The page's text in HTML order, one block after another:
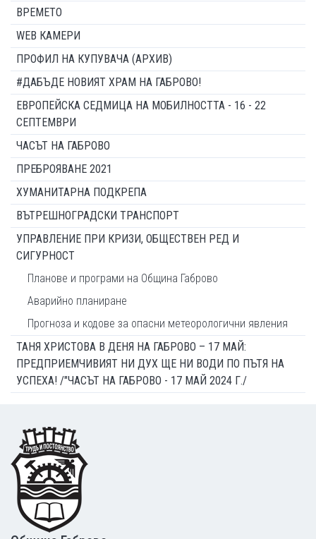
ВРЕМЕТО
WEB КАМЕРИ
ПРОФИЛ НА КУПУВАЧА (АРХИВ)
#ДАБЪДЕ НОВИЯТ ХРАМ НА ГАБРОВО!
ЕВРОПЕЙСКА СЕДМИЦА НА МОБИЛНОСТТА - 16 - 22
СЕПТЕМВРИ
ЧАСЪТ НА ГАБРОВО
ПРЕБРОЯВАНЕ 2021
ХУМАНИТАРНА ПОДКРЕПА
ВЪТРЕШНОГРАДСКИ ТРАНСПОРТ
УПРАВЛЕНИЕ ПРИ КРИЗИ, ОБЩЕСТВЕН РЕД И
СИГУРНОСТ
Планове и програми на Община Габрово
Аварийно планиране
Прогноза и кодове за опасни метеорологични явления
ТАНЯ ХРИСТОВА В ДЕНЯ НА ГАБРОВО – 17 МАЙ:
ПРЕДПРИЕМЧИВИЯТ НИ ДУХ ЩЕ НИ ВОДИ ПО ПЪТЯ НА
УСПЕХА! /"ЧАСЪТ НА ГАБРОВО - 17 МАЙ 2024 Г./
Footer